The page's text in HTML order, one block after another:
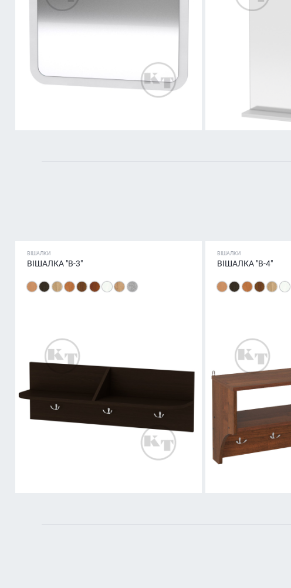
ВІШАЛКИ
ВІШАЛКА "В-3"
ВІШАЛКИ
ВІШАЛКА "В-4"